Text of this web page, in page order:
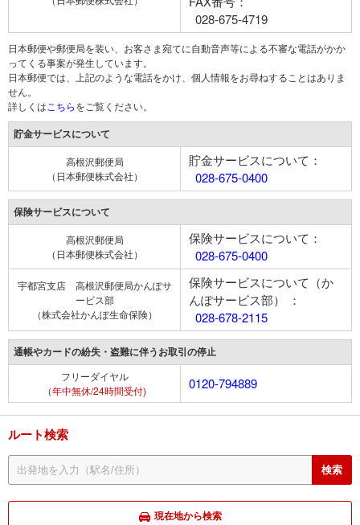
028-675-4719
日本郵便や郵便局を装い、お客さま宛てに自動音声等による不審な電話がかか
ってくる事案が発生しています。
日本郵便では、上記のような電話をかけ、個人情報をお尋ねすることはありま
せん。
詳しくは こちらをご覧ください。
貯金サービスについて
高根沢郵便局
（日本郵便株式会社）
貯金サービスについて：
028-675-0400
保険サービスについて
高根沢郵便局
（日本郵便株式会社）
保険サービスについて：
028-675-0400
宇都宮支店 高根沢郵便局かんぽサ
ービス部
（株式会社かんぽ生命保険）
保険サービスについて（か
んぽサービス部） ：
028-678-2115
通帳やカードの紛失・盗難に伴うお取引の停止
フリーダイヤル
（年中無休/24時間受付)
0120-794889
ルート検索
現在地から検索